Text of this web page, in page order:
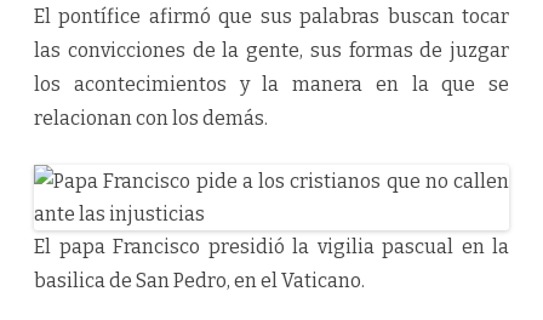
El pontífice afirmó que sus palabras buscan tocar
las convicciones de la gente, sus formas de juzgar
los acontecimientos y la manera en la que se
relacionan con los demás.
El papa Francisco presidió la vigilia pascual en la
basilica de San Pedro, en el Vaticano.